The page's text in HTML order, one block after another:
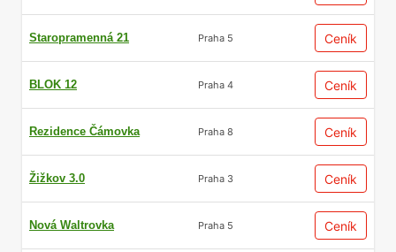
Staropramenná 21 Praha 5 Ceník
BLOK 12 Praha 4 Ceník
Rezidence Čámovka Praha 8 Ceník
Žižkov 3.0 Praha 3 Ceník
Nová Waltrovka Praha 5 Ceník